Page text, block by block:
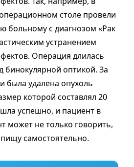
столе провели
больному с диагнозом «Рак
устранением
Операция длилась
бинокулярной оптикой. За
была удалена опухоль
которой составлял 20
успешно, и пациент в
может не только говорить,
самостоятельно.